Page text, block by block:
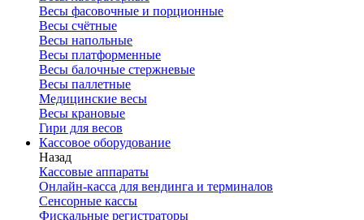
Весы фасовочные и порционные
Весы счётные
Весы напольные
Весы платформенные
Весы балочные стержневые
Весы паллетные
Медицинские весы
Весы крановые
Гири для весов
Кассовое оборудование
Назад
Кассовые аппараты
Онлайн-касса для вендинга и терминалов
Сенсорные кассы
Фискальные регистраторы